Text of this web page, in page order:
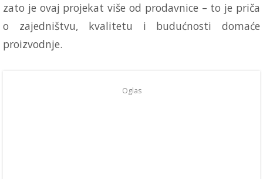
zato je ovaj projekat više od prodavnice – to je priča
o zajedništvu, kvalitetu i budućnosti domaće
proizvodnje.
Oglas